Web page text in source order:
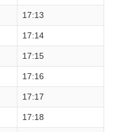
17:13
17:14
17:15
17:16
17:17
17:18